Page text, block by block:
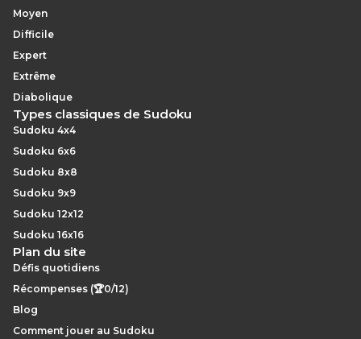
Moyen
Difficile
Expert
Extrême
Diabolique
Types classiques de Sudoku
Sudoku 4x4
Sudoku 6x6
Sudoku 8x8
Sudoku 9x9
Sudoku 12x12
Sudoku 16x16
Plan du site
Défis quotidiens
Récompenses (🏆0/12)
Blog
Comment jouer au Sudoku